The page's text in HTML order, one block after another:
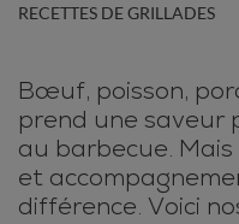
RECETTES DE GRILLADES
Bœuf, poisson,
prend une saveur
au barbecue.
et
différence. Voici